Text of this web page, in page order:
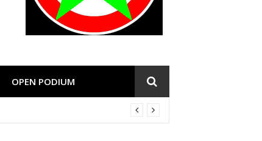
OPEN PODIUM